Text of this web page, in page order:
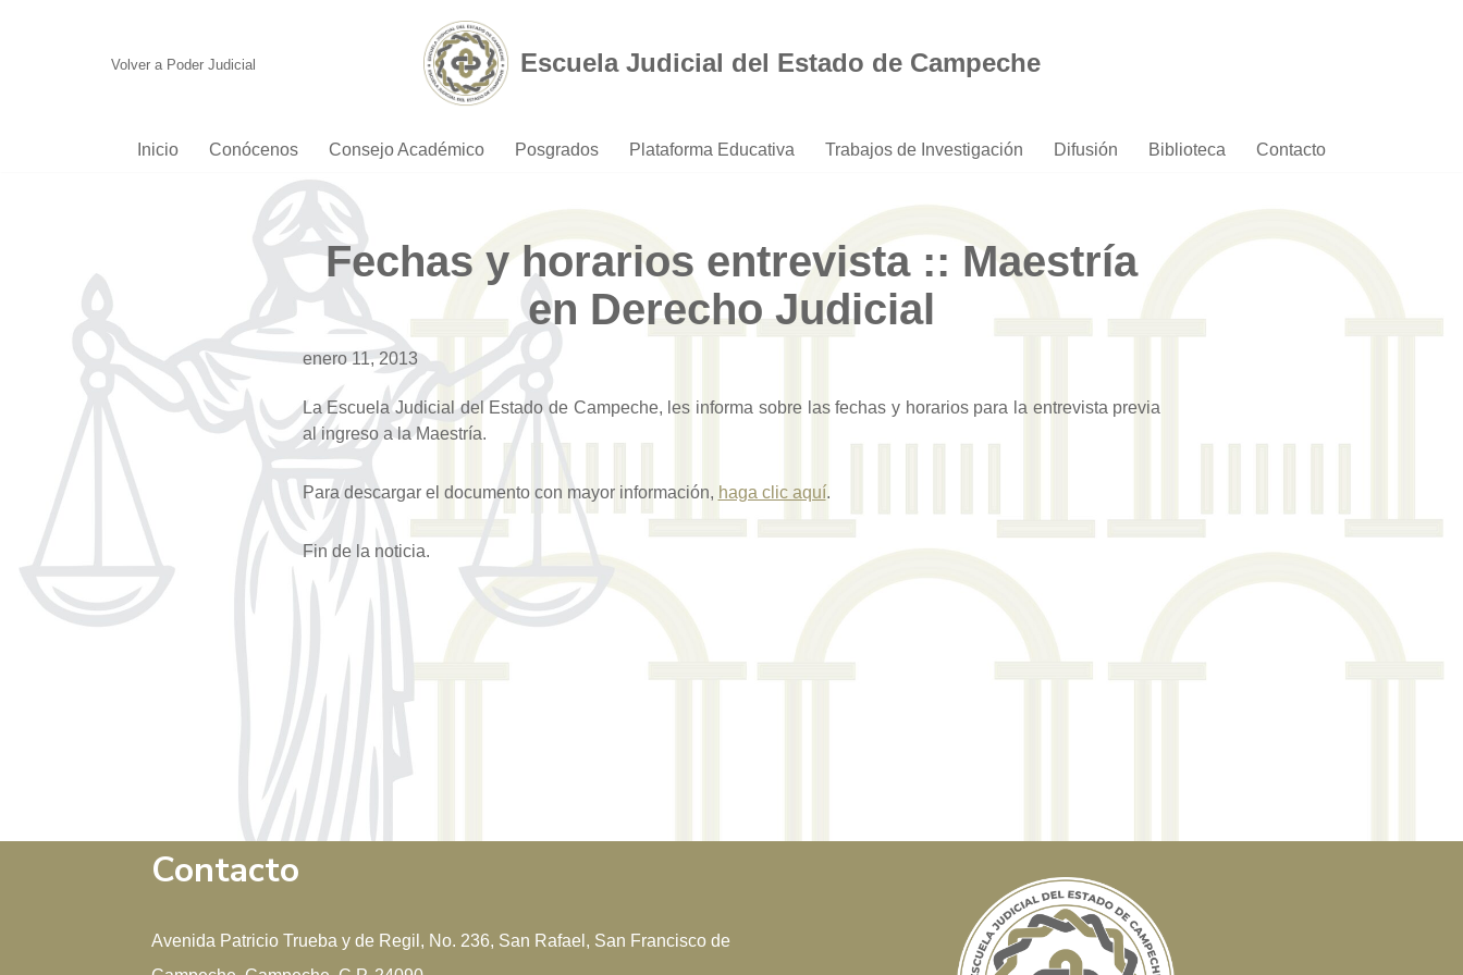
Volver a Poder Judicial Escuela Judicial del Estado de Campeche
Inicio Conócenos Consejo Académico Posgrados Plataforma Educativa Trabajos de Investigación Difusión Biblioteca Contacto
Fechas y horarios entrevista :: Maestría
en Derecho Judicial
enero 11, 2013
La Escuela Judicial del Estado de Campeche, les informa sobre las fechas y horarios para la entrevista previa
al ingreso a la Maestría.
Para descargar el documento con mayor información, haga clic aquí.
Fin de la noticia.
Contacto
Avenida Patricio Trueba y de Regil, No. 236, San Rafael, San Francisco de